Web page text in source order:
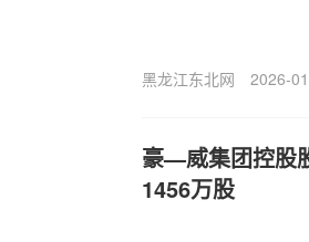
黑龙江东北网 2026-
豪—威集团控股
1456万股